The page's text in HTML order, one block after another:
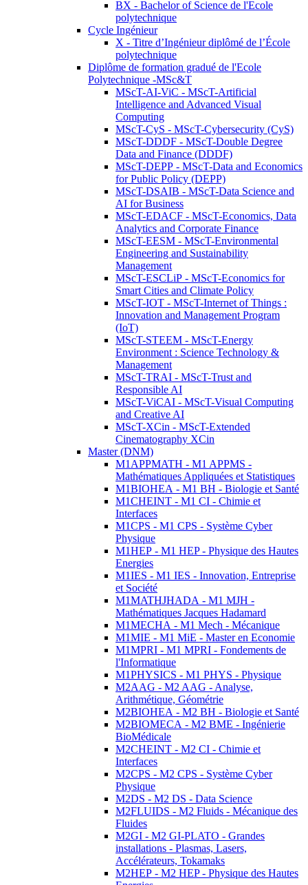
BX - Bachelor of Science de l'Ecole
polytechnique
Cycle Ingénieur
X - Titre d’Ingénieur diplômé de l’École
polytechnique
Diplôme de formation gradué de l'Ecole
Polytechnique -MSc&T
MScT-AI-ViC - MScT-Artificial
Intelligence and Advanced Visual
Computing
MScT-CyS - MScT-Cybersecurity (CyS)
MScT-DDDF - MScT-Double Degree
Data and Finance (DDDF)
MScT-DEPP - MScT-Data and Economics
for Public Policy (DEPP)
MScT-DSAIB - MScT-Data Science and
AI for Business
MScT-EDACF - MScT-Economics, Data
Analytics and Corporate Finance
MScT-EESM - MScT-Environmental
Engineering and Sustainability
Management
MScT-ESCLiP - MScT-Economics for
Smart Cities and Climate Policy
MScT-IOT - MScT-Internet of Things :
Innovation and Management Program
(IoT)
MScT-STEEM - MScT-Energy
Environment : Science Technology &
Management
MScT-TRAI - MScT-Trust and
Responsible AI
MScT-ViCAI - MScT-Visual Computing
and Creative AI
MScT-XCin - MScT-Extended
Cinematography XCin
Master (DNM)
M1APPMATH - M1 APPMS -
Mathématiques Appliquées et Statistiques
M1BIOHEA - M1 BH - Biologie et Santé
M1CHEINT - M1 CI - Chimie et
Interfaces
M1CPS - M1 CPS - Système Cyber
Physique
M1HEP - M1 HEP - Physique des Hautes
Energies
M1IES - M1 IES - Innovation, Entreprise
et Société
M1MATHJHADA - M1 MJH -
Mathématiques Jacques Hadamard
M1MECHA - M1 Mech - Mécanique
M1MIE - M1 MiE - Master en Economie
M1MPRI - M1 MPRI - Fondements de
l'Informatique
M1PHYSICS - M1 PHYS - Physique
M2AAG - M2 AAG - Analyse,
Arithmétique, Géométrie
M2BIOHEA - M2 BH - Biologie et Santé
M2BIOMECA - M2 BME - Ingénierie
BioMédicale
M2CHEINT - M2 CI - Chimie et
Interfaces
M2CPS - M2 CPS - Système Cyber
Physique
M2DS - M2 DS - Data Science
M2FLUIDS - M2 Fluids - Mécanique des
Fluides
M2GI - M2 GI-PLATO - Grandes
installations - Plasmas, Lasers,
Accélérateurs, Tokamaks
M2HEP - M2 HEP - Physique des Hautes